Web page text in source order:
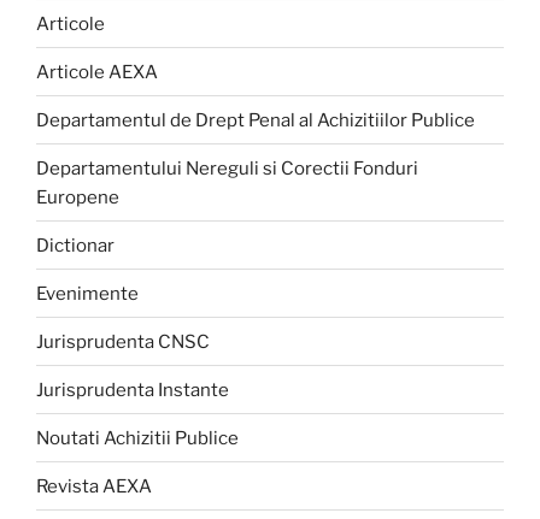
Articole
Articole AEXA
Departamentul de Drept Penal al Achizitiilor Publice
Departamentului Nereguli si Corectii Fonduri
Europene
Dictionar
Evenimente
Jurisprudenta CNSC
Jurisprudenta Instante
Noutati Achizitii Publice
Revista AEXA